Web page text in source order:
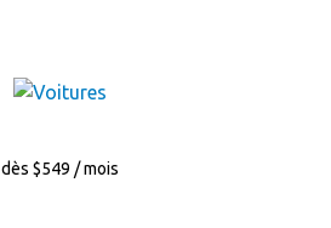
dès $549 / mois